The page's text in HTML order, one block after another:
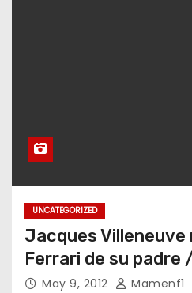
UNCATEGORIZED
Jacques Villeneuve
Ferrari de su padre
May 9, 2012 Mamenf1